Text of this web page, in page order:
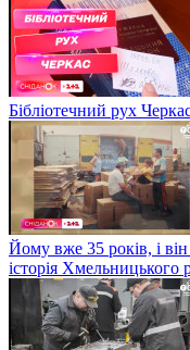
Бібліотечний рух
Йому вже 35 років, і
історія Хмельницького